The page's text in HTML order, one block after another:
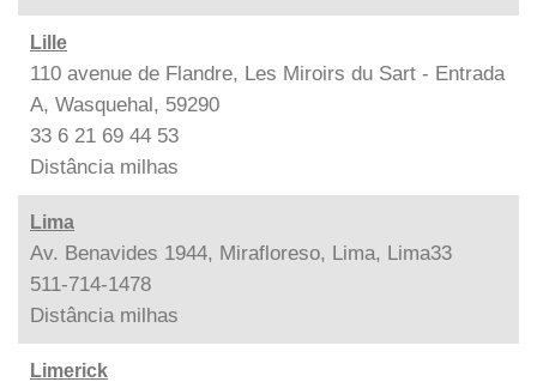
Lille
110 avenue de Flandre, Les Miroirs du Sart - Entrada
A, Wasquehal, 59290
33 6 21 69 44 53
Distância milhas
Lima
Av. Benavides 1944, Mirafloreso, Lima, Lima33
511-714-1478
Distância milhas
Limerick